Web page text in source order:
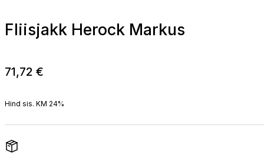
Fliisjakk Herock Markus
71,72 €
Hind sis. KM 24%